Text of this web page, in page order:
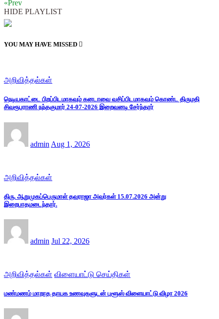
«Prev
HIDE PLAYLIST
YOU MAY HAVE MISSED
அறிவித்தல்கள்
நெடியகாட்டை பிறப்பிடமாகவும் கனடாவை வசிப்பிடமாகவும் கொண்ட திருமதி
சிவரூபராணி நந்தகுமார் 24-07-2026 இறைவனடி சேர்ந்தார்
admin Aug 1, 2026
அறிவித்தல்கள்
திரு. ஆறுமுகப்பெருமாள் தவராஜா அவர்கள் 15.07.2026 அன்று
இறைபாதமடைந்தார்.
admin Jul 22, 2026
அறிவித்தல்கள் விளையாட்டு செய்திகள்
மண்மணம் மாறாத தாயக உணவுகளுடன் புளூஸ் விளையாட்டு விழா 2026